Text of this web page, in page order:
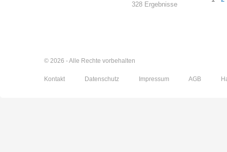
328 Ergebnisse
© 2026 - Alle Rechte vorbehalten
Kontakt Datenschutz Impressum AGB